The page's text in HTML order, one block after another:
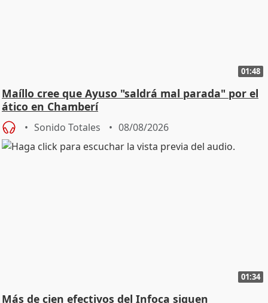
01:48
Maíllo cree que Ayuso "saldrá mal parada" por el
ático en Chamberí
Sonido Totales 08/08/2026
01:34
Más de cien efectivos del Infoca siguen